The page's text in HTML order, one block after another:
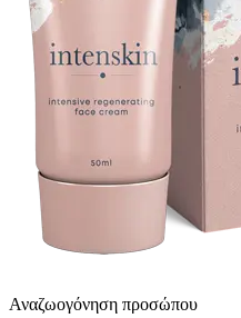
Αναζωογόνηση προσώπου